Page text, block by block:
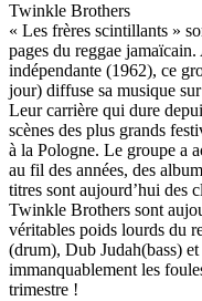
Twinkle Brothers
« Les frères scintillants »
pages du reggae
indépendante (1962), ce
jour) diffuse sa musique
Leur carrière qui dure
scènes des plus grands
à la Pologne. Le groupe a
au fil des années, des
titres sont aujourd’hui des
Twinkle Brothers sont
véritables poids lourds du
(drum), Dub Judah(bass)
immanquablement les
trimestre !